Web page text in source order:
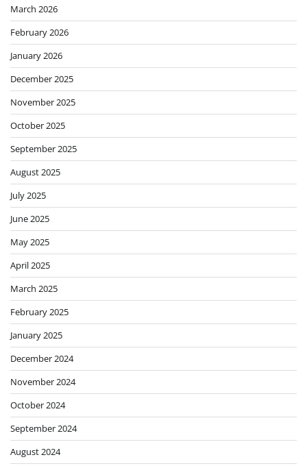
March 2026
February 2026
January 2026
December 2025
November 2025
October 2025
September 2025
August 2025
July 2025
June 2025
May 2025
April 2025
March 2025
February 2025
January 2025
December 2024
November 2024
October 2024
September 2024
August 2024